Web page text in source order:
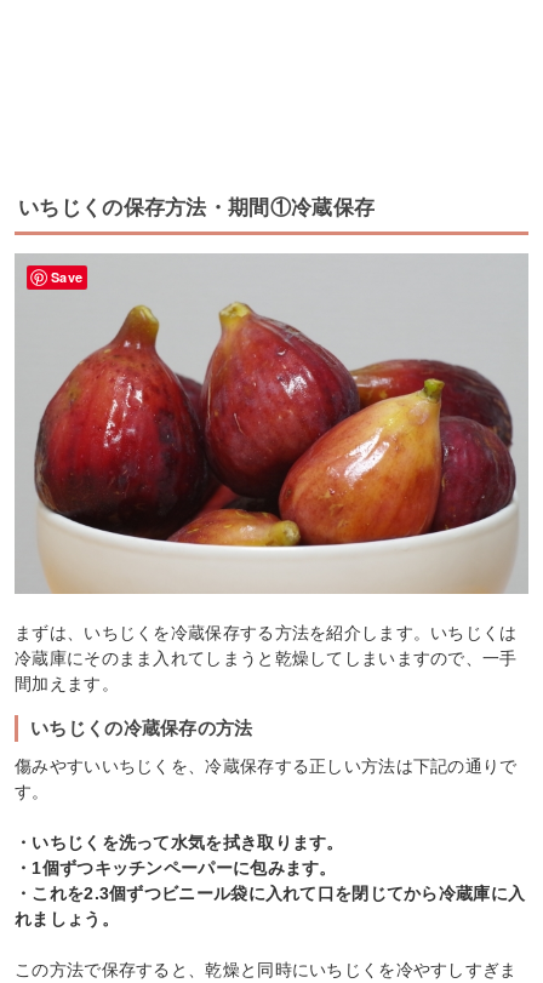
いちじくの保存方法・期間①冷蔵保存
まずは、いちじくを冷蔵保存する方法を紹介します。いちじくは
冷蔵庫にそのまま入れてしまうと乾燥してしまいますので、一手
間加えます。
いちじくの冷蔵保存の方法
傷みやすいいちじくを、冷蔵保存する正しい方法は下記の通りで
す。
・いちじくを洗って水気を拭き取ります。
・1個ずつキッチンペーパーに包みます。
・これを2.3個ずつビニール袋に入れて口を閉じてから冷蔵庫に入
れましょう。
この方法で保存すると、乾燥と同時にいちじくを冷やすしすぎま
Save